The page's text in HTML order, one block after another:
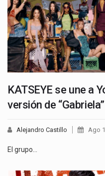
KATSEYE se une a
versión de “Gabriela”
Alejandro Castillo Ago
El grupo…